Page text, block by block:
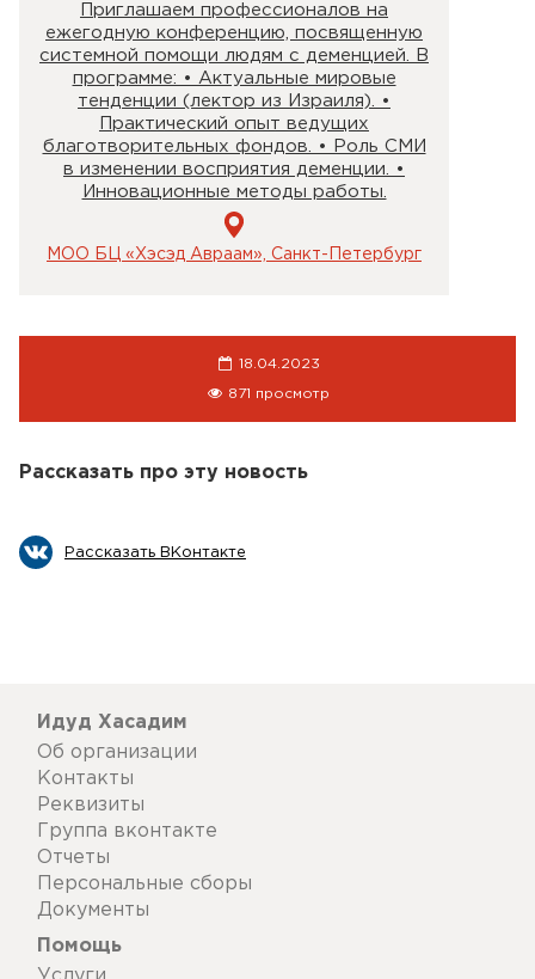
Приглашаем профессионалов на
ежегодную конференцию, посвященную
системной помощи людям с деменцией. В
программе: • Актуальные мировые
тенденции (лектор из Израиля). •
Практический опыт ведущих
благотворительных фондов. • Роль СМИ
в изменении восприятия деменции. •
Инновационные методы работы.
МОО БЦ «Хэсэд Авраам», Санкт-Петербург
18.04.2023
871 просмотр
Рассказать про эту новость
Рассказать ВКонтакте
Идуд Хасадим
Об организации
Контакты
Реквизиты
Группа вконтакте
Отчеты
Персональные сборы
Документы
Помощь